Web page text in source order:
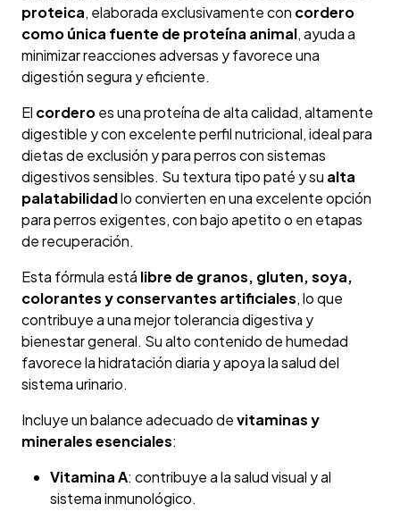
proteica, elaborada exclusivamente con cordero
como única fuente de proteína animal, ayuda a
minimizar reacciones adversas y favorece una
digestión segura y eficiente.
El corderoes una proteína de alta calidad, altamente
digestible y con excelente perfil nutricional, ideal para
dietas de exclusión y para perros con sistemas
digestivos sensibles. Su textura tipo paté y su alta
palatabilidadlo convierten en una excelente opción
para perros exigentes, con bajo apetito o en etapas
de recuperación.
Esta fórmula está libre de granos, gluten, soya,
colorantes y conservantes artificiales, lo que
contribuye a una mejor tolerancia digestiva y
bienestar general. Su alto contenido de humedad
favorece la hidratación diaria y apoya la salud del
sistema urinario.
Incluye un balance adecuado devitaminas y
minerales esenciales:
Vitamina A: contribuye a la salud visual y al
sistema inmunológico.